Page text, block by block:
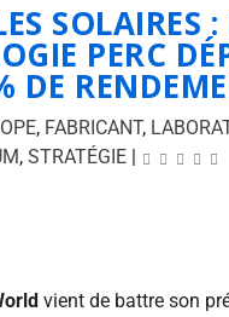
SOLAIRES
PERC
DE
, FABRICANT,
, STRATÉGIE|
vient de battre son